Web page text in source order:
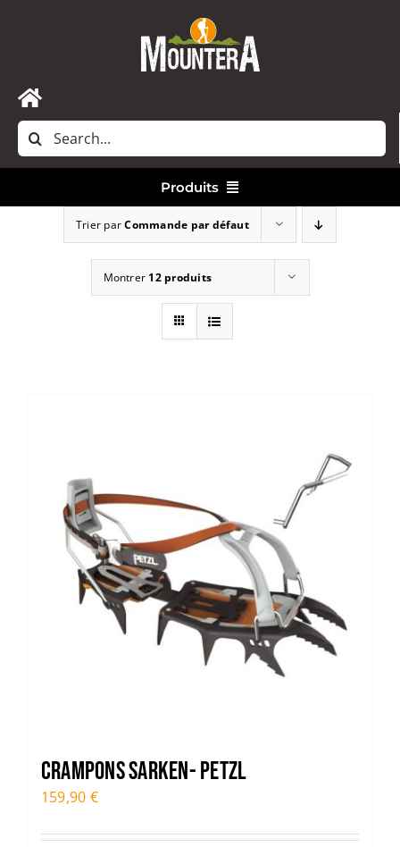
Toggle
Navigation
Accueil
Rechercher:
Produits
Vêtements
Randonnée
Bons Plans
Trier parCommande par défaut
Montrer 12 produits
CRAMPONS SARKEN- PETZL
159,90 €